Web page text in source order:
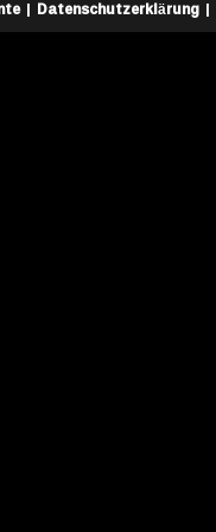
Datenschutzerklärung